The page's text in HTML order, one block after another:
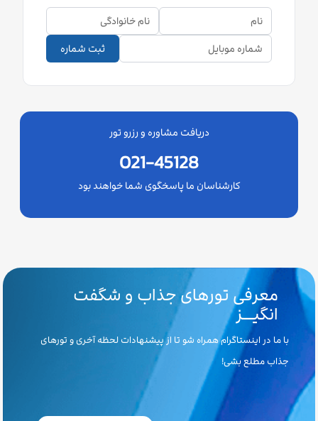
دریافت مشاوره و رزرو تور
021-45128
کارشناسان ما پاسخگوی شما خواهند بود
ثبت شماره
معرفی تورهای جذاب و شگفت
انگیـــز
با ما در اینستاگرام همراه شو تا از پیشنهادات لحظه آخری و تورهای
جذاب مطلع بشی!